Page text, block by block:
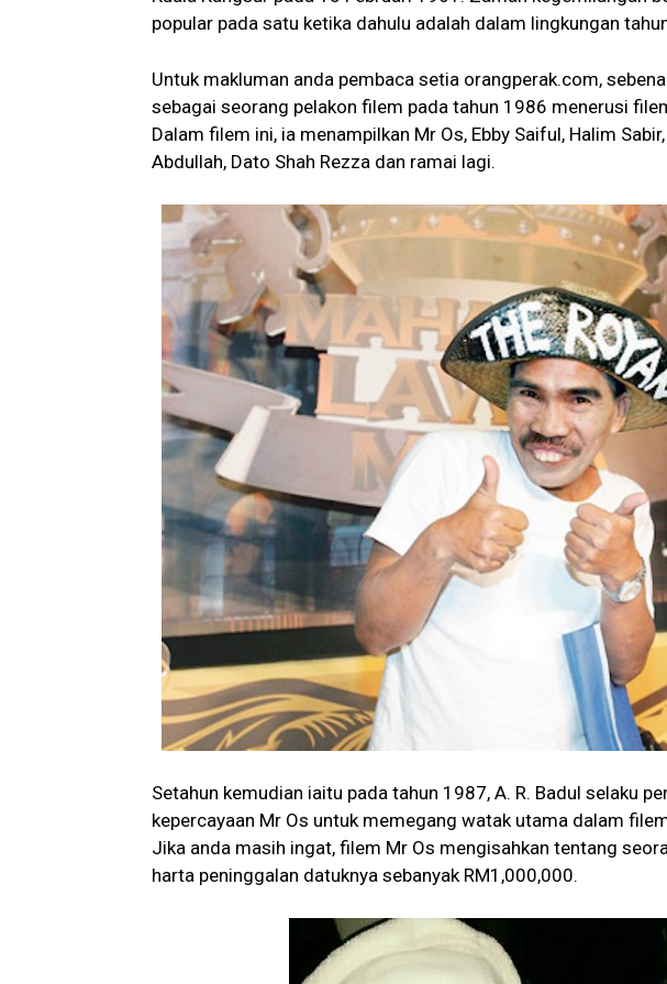
popular pada satu ketika dahulu adalah dalam lingkungan
Untuk makluman anda pembaca setia orangperak.com,
sebagai seorang pelakon filem pada tahun 1986 menerusi
Dalam filem ini, ia menampilkan Mr Os, Ebby Saiful, Halim
Abdullah, Dato Shah Rezza dan ramai lagi.
Setahun kemudian iaitu pada tahun 1987, A. R. Badul selaku
kepercayaan Mr Os untuk memegang watak utama dalam
Jika anda masih ingat, filem Mr Os mengisahkan tentang
harta peninggalan datuknya sebanyak RM1,000,000.